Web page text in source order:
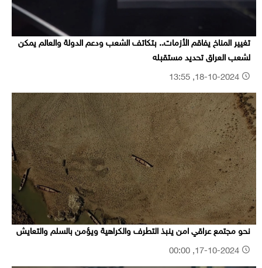
تغيير المناخ يفاقم الأزمات.. بتكاتف الشعب ودعم الدولة والعالم يمكن
لشعب العراق تحديد مستقبله
نحو مجتمع عراقي امن ينبذ التطرف والكراهية ويؤمن بالسلم والتعايش